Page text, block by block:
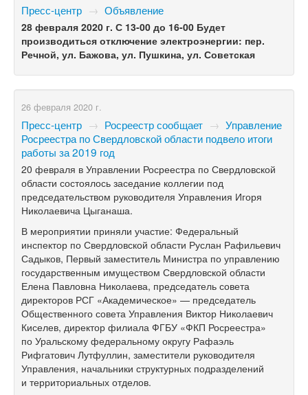
Пресс-центр → Объявление
28 февраля 2020 г. С 13-00 до 16-00 Будет
производиться отключение электроэнергии: пер.
Речной, ул. Бажова, ул. Пушкина, ул. Советская
26 февраля 2020 г.
Пресс-центр → Росреестр сообщает → Управление
Росреестра по Свердловской области подвело итоги
работы за 2019 год
20 февраля в Управлении Росреестра по Свердловской
области состоялось заседание коллегии под
председательством руководителя Управления Игоря
Николаевича Цыганаша.
В мероприятии приняли участие: Федеральный
инспектор по Свердловской области Руслан Рафильевич
Садыков, Первый заместитель Министра по управлению
государственным имуществом Свердловской области
Елена Павловна Николаева, председатель совета
директоров РСГ «Академическое» — председатель
Общественного совета Управления Виктор Николаевич
Киселев, директор филиала ФГБУ «ФКП Росреестра»
по Уральскому федеральному округу Рафаэль
Рифгатович Лутфуллин, заместители руководителя
Управления, начальники структурных подразделений
и территориальных отделов.